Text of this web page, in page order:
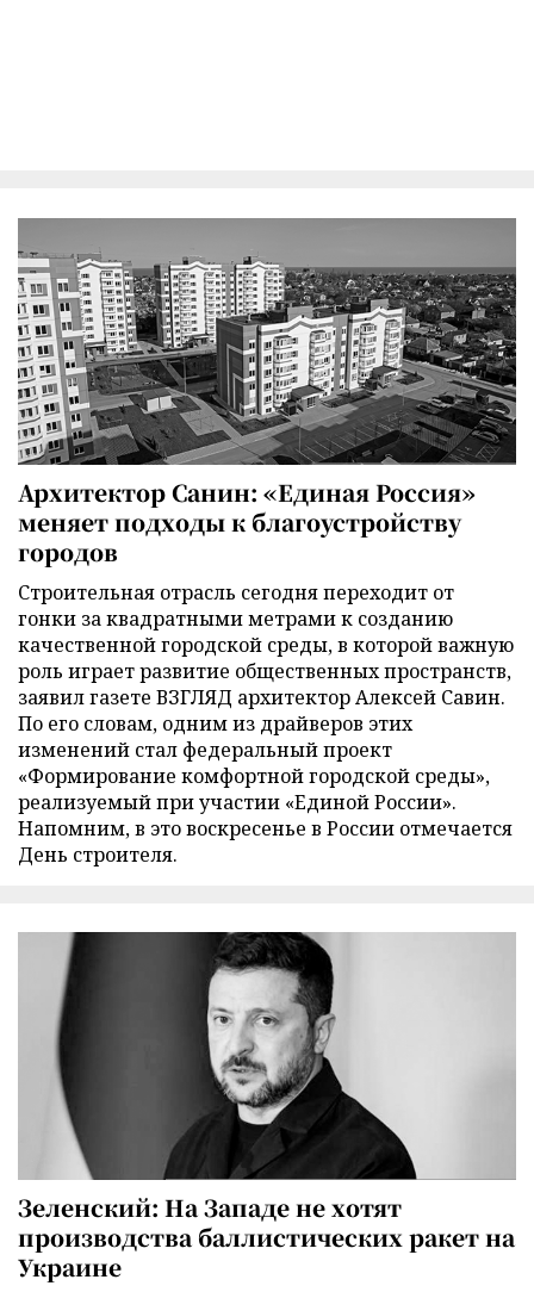
Архитектор Санин: «Единая Россия»
меняет подходы к благоустройству
городов
Строительная отрасль сегодня переходит от
гонки за квадратными метрами к созданию
качественной городской среды, в которой важную
роль играет развитие общественных пространств,
заявил газете ВЗГЛЯД архитектор Алексей Савин.
По его словам, одним из драйверов этих
изменений стал федеральный проект
«Формирование комфортной городской среды»,
реализуемый при участии «Единой России».
Напомним, в это воскресенье в России отмечается
День строителя.
Зеленский: На Западе не хотят
производства баллистических ракет на
Украине